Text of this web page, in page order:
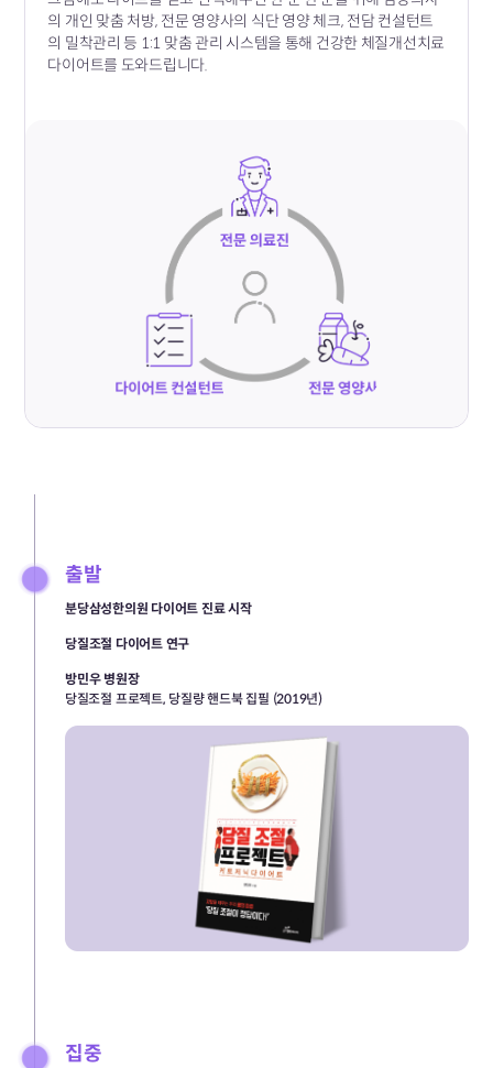
의 개인 맞춤 처방, 전문 영양사의 식단 영양 체크, 전담 컨설턴트
의 밀착관리 등 1:1 맞춤 관리 시스템을 통해 건강한 체질개선치료
다이어트를 도와드립니다.
출발
분당삼성한의원 다이어트 진료 시작
당질조절 다이어트 연구
방민우 병원장
당질조절 프로젝트, 당질량 핸드북 집필 (2019년)
집중